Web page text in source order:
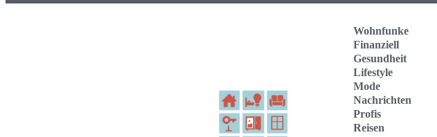
Wohnfunke
Finanziell
Gesundheit
Lifestyle
Mode
Nachrichten
Profis
Reisen